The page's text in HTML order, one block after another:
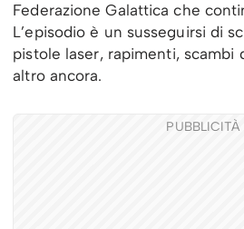
Federazione Galattica che
L’episodio è un susseguirsi di
pistole laser, rapimenti, scambi
altro ancora.
PUBBLICITÀ